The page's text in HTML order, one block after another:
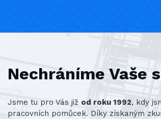
Nechráníme Vaše
Jsme tu pro Vás již od roku 1992, kdy
pracovních pomůcek. Díky získaným